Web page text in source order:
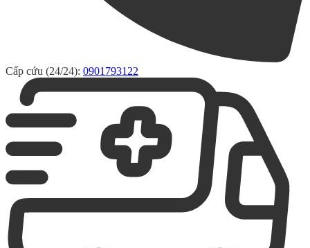
Cấp cứu (24/24): 0901793122